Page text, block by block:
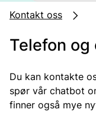
Kontakt oss
Telefon og
Du kan kontakte
spør vår chatbot
finner også mye